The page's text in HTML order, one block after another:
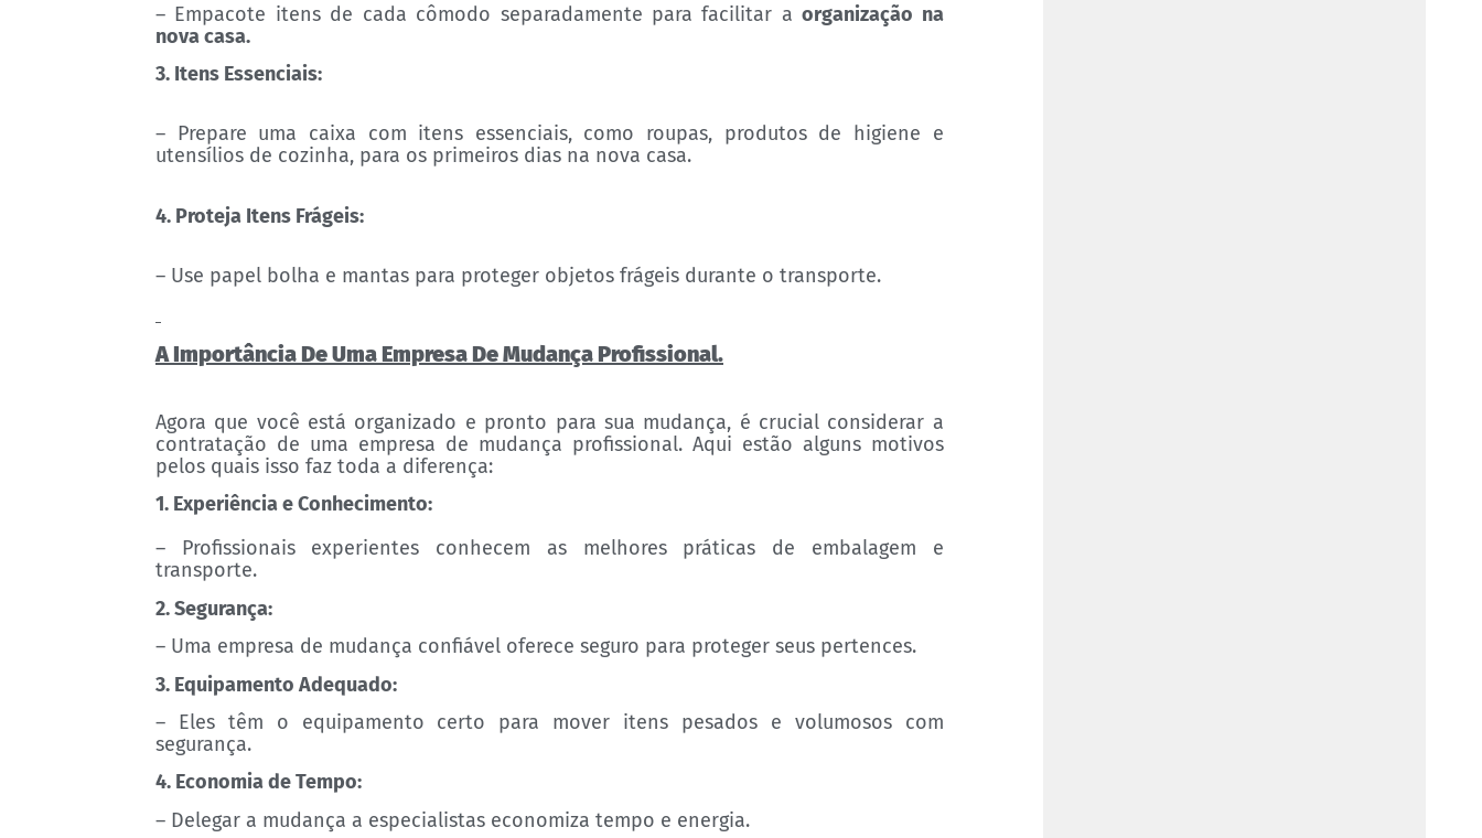
– Empacote itens de cada cômodo separadamente para facilitar aorganização na
nova casa.
3. Itens Essenciais:
– Prepare uma caixa com itens essenciais, como roupas, produtos de higiene e
utensílios de cozinha, para os primeiros dias na nova casa.
4. Proteja Itens Frágeis:
– Use papel bolha e mantas para proteger objetos frágeis durante o transporte.
A Importância De Uma Empresa De Mudança Profissional.
Agora que você está organizado e pronto para sua mudança, é crucial considerar a
contratação de uma empresa de mudança profissional. Aqui estão alguns motivos
pelos quais isso faz toda a diferença:
1. Experiência e Conhecimento:
– Profissionais experientes conhecem as melhores práticas de embalagem e
transporte.
2. Segurança:
– Uma empresa de mudança confiável oferece seguro para proteger seus pertences.
3. Equipamento Adequado:
– Eles têm o equipamento certo para mover itens pesados e volumosos com
segurança.
4. Economia de Tempo:
– Delegar a mudança a especialistas economiza tempo e energia.